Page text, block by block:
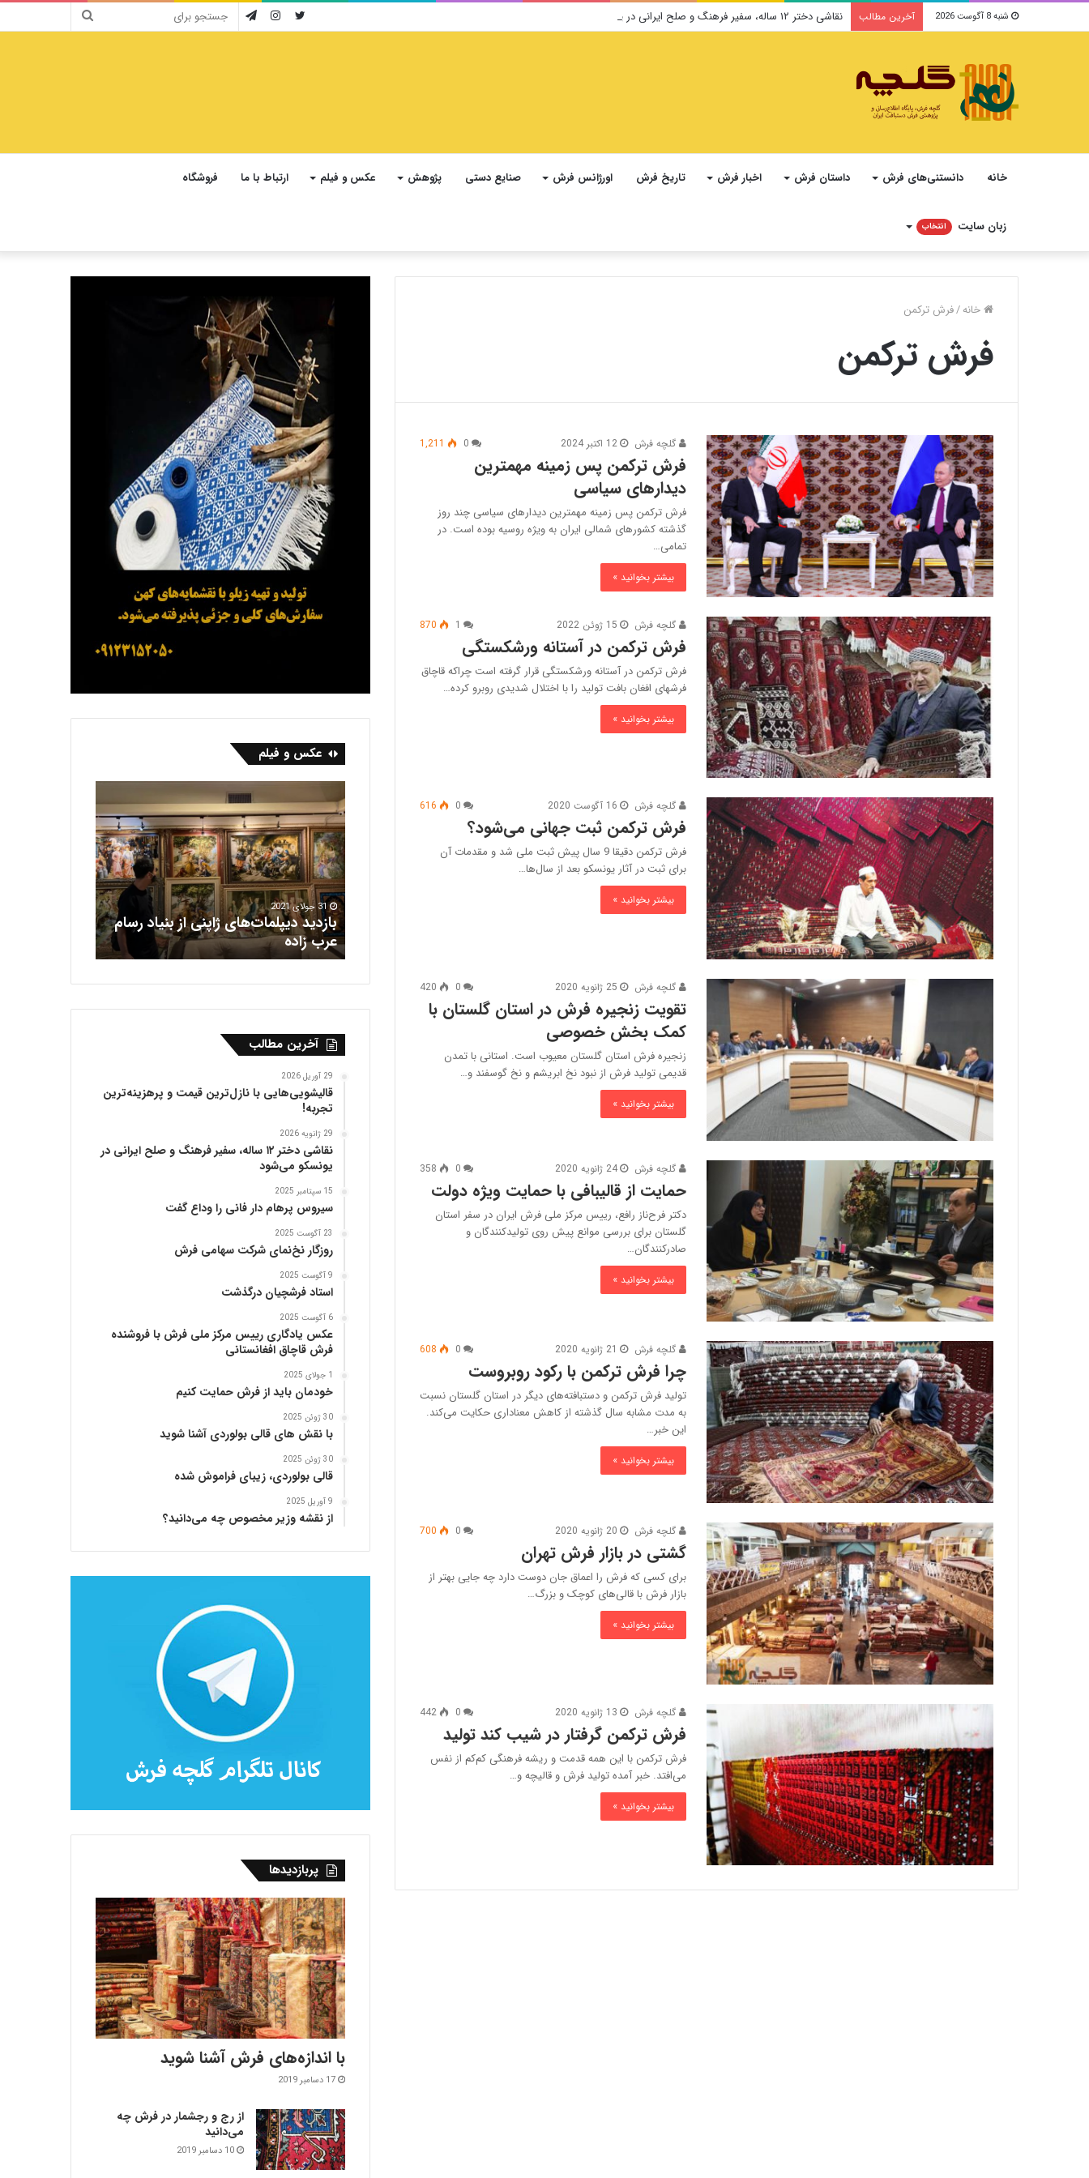
شنبه 8 آگوست 2026 آخرین مطالب نقاشی دختر ۱۲ ساله، سفیر فرهنگ و صلح ایرانی در یونسکو می‌شود تلگرام
اینستاگرام توییتر
خانه دانستنی‌های فرش داستان فرش اخبار فرش تاریخ فرش اورژانس فرش صنایع دستی پژوهش عکس و فیلم ارتباط با ما فروشگاه
زبان سایت انتخاب
خانه/فرش ترکمن
فرش ترکمن
گلچه فرش 12 اکتبر 2024 0
1,211
فرش ترکمن پس زمینه مهمترین
دیدارهای سیاسی
فرش ترکمن پس زمینه مهمترین دیدارهای سیاسی چند روز
گذشته کشورهای شمالی ایران به ویژه روسیه بوده است. در
تمامی…
بیشتر بخوانید »
گلچه فرش 15 ژوئن 2022 1
870
فرش ترکمن در آستانه ورشکستگی
فرش ترکمن در آستانه ورشکستگی قرار گرفته است چراکه قاچاق
فرشهای افغان بافت تولید را با اختلال شدیدی روبرو کرده…
بیشتر بخوانید »
گلچه فرش 16 آگوست 2020 0
616
فرش ترکمن ثبت جهانی می‌شود؟
فرش ترکمن دقیقا 9 سال پیش ثبت ملی شد و مقدمات آن
برای ثبت در آثار یونسکو بعد از سال‌ها…
بیشتر بخوانید »
گلچه فرش 25 ژانویه 2020 0
420
تقویت زنجیره فرش در استان گلستان با
کمک بخش خصوصی
زنجیره فرش استان گلستان معیوب است. استانی با تمدن
قدیمی تولید فرش از نبود نخ ابریشم و نخ گوسفند و…
بیشتر بخوانید »
گلچه فرش 24 ژانویه 2020 0
358
حمایت از قالیبافی با حمایت ویژه دولت
دکتر فرح‌ناز رافع، رییس مرکز ملی فرش ایران در سفر استان
گلستان برای بررسی موانع پیش روی تولیدکنندگان و
صادرکنندگان…
بیشتر بخوانید »
گلچه فرش 21 ژانویه 2020 0
608
چرا فرش ترکمن با رکود روبروست
تولید فرش ترکمن و دستبافته‌های دیگر در استان گلستان نسبت
به مدت مشابه سال گذشته از کاهش معناداری حکایت می‌کند.
این خبر…
بیشتر بخوانید »
گلچه فرش 20 ژانویه 2020 0
700
گشتی در بازار فرش تهران
برای کسی که فرش را اعماق جان دوست دارد چه جایی بهتر از
بازار فرش با قالی‌های کوچک و‌ بزرگ…
بیشتر بخوانید »
گلچه فرش 13 ژانویه 2020 0
442
فرش ترکمن گرفتار در شیب کند تولید
فرش ترکمن با این همه قدمت و ریشه فرهنگی کم‌کم از نفس
می‌افتد. خبر آمده تولید فرش و قالیچه و…
بیشتر بخوانید »
عکس و فیلم
ذ
ر
ی
ب
ر
ک
ا
گ
ا
ه
‌
ه
ی
ق
ا
ل
ی
ف
ی
ا
ر
ک
ا
ن
20 سپتامبر 2020
گذری بر کارگاه ‌های قالیبافی اردکان
و
ر
ج
ی
ن‌
ر
و
ا
ت
ت
ا
ز
د
ی
د
د
ی
پ
ل
م
ه
ی
ا
ی
ن
ا
س
م
د
31 جولای 2021
بازدید دیپلمات‌های ژاپنی از بنیاد رسام
عرب‌ زاده
آخرین مطالب
29 آوریل 2026
قالیشویی‌هایی با نازل‌ترین قیمت و پرهزینه‌ترین
تجربه!
29 ژانویه 2026
نقاشی دختر ۱۲ ساله، سفیر فرهنگ و صلح ایرانی در
یونسکو می‌شود
15 سپتامبر 2025
سیروس پرهام دار فانی را وداع گفت
23 آگوست 2025
روزگار نخ‌نمای شرکت سهامی فرش
9 آگوست 2025
استاد فرشچیان درگذشت
6 آگوست 2025
عکس یادگاری رییس مرکز ملی فرش با فروشنده
فرش قاچاق افغانستانی
1 جولای 2025
خودمان باید از فرش حمایت کنیم
30 ژوئن 2025
با نقش های قالی بولوردی آشنا شوید
30 ژوئن 2025
قالی بولوردی، زیبای فراموش شده
9 آوریل 2025
از نقشه وزیر مخصوص چه می‌دانید؟
پربازدیدها
با اندازه‌‌های فرش آشنا شوید
17 دسامبر 2019
از رج و رجشمار در فرش چه
می‌دانید
10 دسامبر 2019